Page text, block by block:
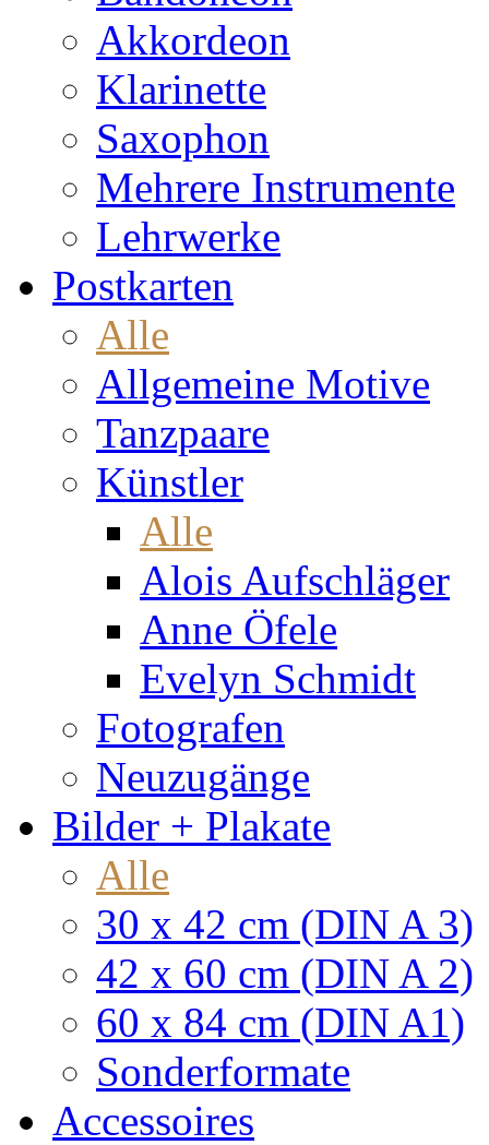
Akkordeon
Klarinette
Saxophon
Mehrere Instrumente
Lehrwerke
Postkarten
Alle
Allgemeine Motive
Tanzpaare
Künstler
Alle
Alois Aufschläger
Anne Öfele
Evelyn Schmidt
Fotografen
Neuzugänge
Bilder + Plakate
Alle
30 x 42 cm (DIN A 3)
42 x 60 cm (DIN A 2)
60 x 84 cm (DIN A1)
Sonderformate
Accessoires